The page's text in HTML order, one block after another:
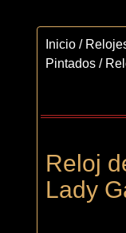
Inicio /
Pintados /
Reloj
Lady